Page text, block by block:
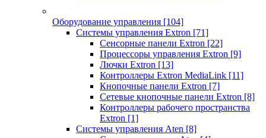
Оборудование управления [104]
Системы управления Extron [71]
Сенсорные панели Extron [22]
Процессоры управления Extron [9]
Лючки Extron [13]
Контроллеры Extron MediaLink [11]
Кнопочные панели Extron [7]
Сетевые кнопочные панели Extron [8]
Контроллеры рабочего пространства
Extron [1]
Системы управления Aten [8]